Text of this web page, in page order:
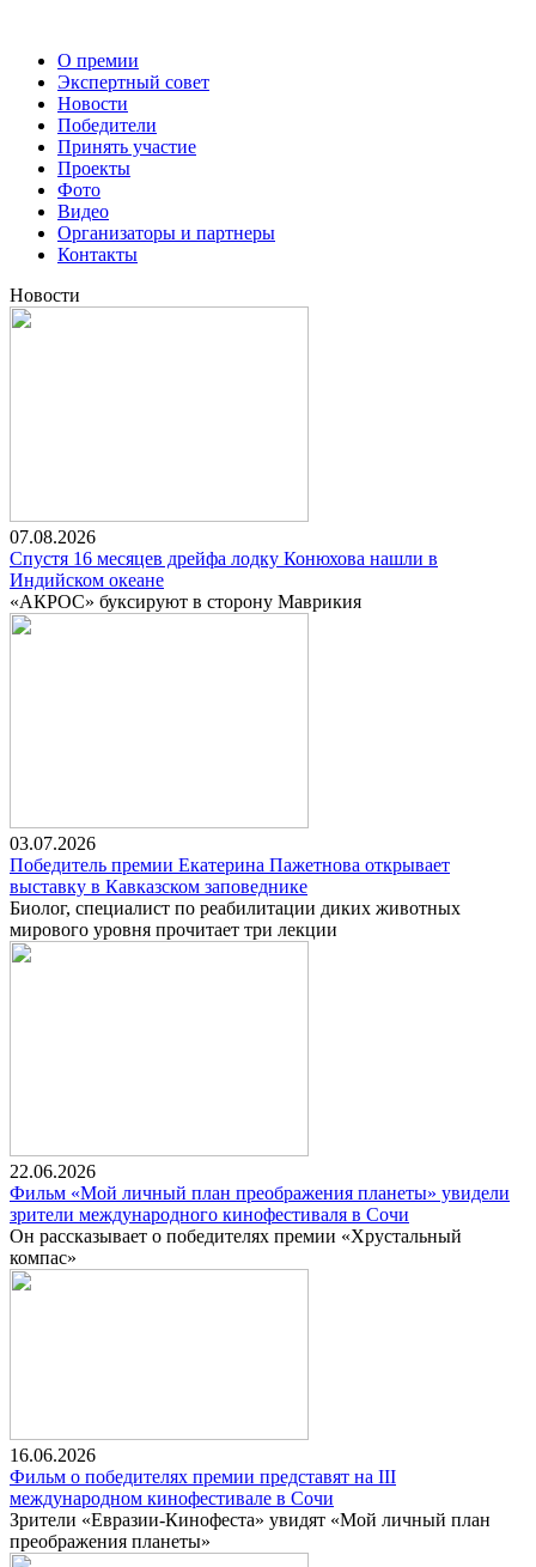
О премии
Экспертный совет
Новости
Победители
Принять участие
Проекты
Фото
Видео
Организаторы и партнеры
Контакты
Новости
07.08.2026
Спустя 16 месяцев дрейфа лодку Конюхова нашли в
Индийском океане
«АКРОС» буксируют в сторону Маврикия
03.07.2026
Победитель премии Екатерина Пажетнова открывает
выставку в Кавказском заповеднике
Биолог, специалист по реабилитации диких животных
мирового уровня прочитает три лекции
22.06.2026
Фильм «Мой личный план преображения планеты» увидели
зрители международного кинофестиваля в Сочи
Он рассказывает о победителях премии «Хрустальный
компас»
16.06.2026
Фильм о победителях премии представят на III
международном кинофестивале в Сочи
Зрители «Евразии-Кинофеста» увидят «Мой личный план
преображения планеты»